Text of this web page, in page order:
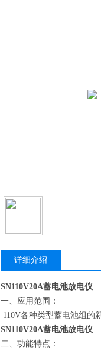
详细介绍
SN110V20A蓄电池放电仪
一、应用范围：
110V各种类型蓄电池组的
SN110V20A蓄电池放电仪
二、功能特点：